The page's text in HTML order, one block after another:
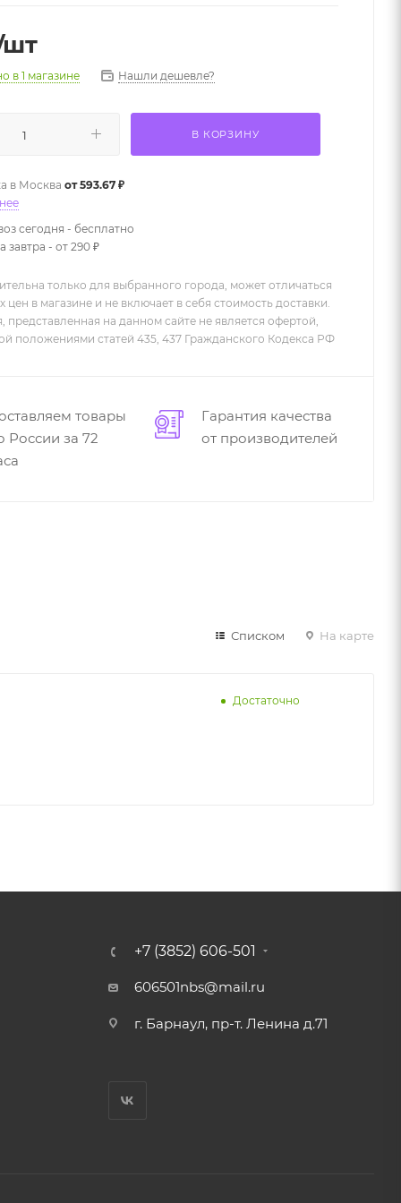
в 1 магазине Нашли дешевле?
В КОРЗИНУ
в Москва от 593.67 ₽
сегодня - бесплатно
завтра - от 290 ₽
только для выбранного города, может отличаться
цен в магазине и не включает в себя стоимость доставки.
на данном сайте не является офертой,
положениями статей 435, 437 Гражданского Кодекса РФ
товары
России за 72
Гарантия качества
от производителей
Списком На карте
Достаточно
+7 (3852) 606-501
606501nbs@mail.ru
г. Барнаул, пр-т. Ленина д.71